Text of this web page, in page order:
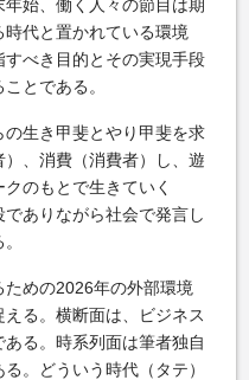
始、働く人々の節目は期
代と置かれている環境
すべき目的とその実現手段
とである。
生き甲斐とやり甲斐を求
、消費（消費者）し、遊
のもとで生きていく
ありながら社会で発言し
めの2026年の外部環境
る。横断面は、ビジネス
る。時系列面は筆者独自
。どういう時代（タテ）